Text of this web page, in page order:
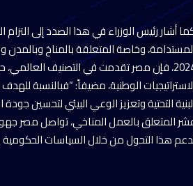
أشار رئيس الوزراء في هذا الصدد إلى
وخاصة المتعلقة بالمناخ وبالمدن
الوطنية، مضيفاً: “فبالنسبة
التحتية وتعزيز الوعي البيئي لتحسين
المتعلق بالعمل المناخي، تواصل مصر
هذا التحول من خلال السياسات